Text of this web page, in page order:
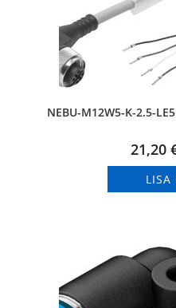
NEBU-M12W5-K-2.5-
21,20
LISA